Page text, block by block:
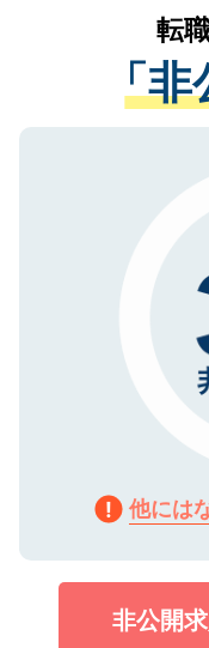
は、個人情
管理基準を
る、プライ
ご登録いた
で、機密保
かがいして
経験をまじ
させていた
ない方には
ので、まず
転
「
他には
非公開